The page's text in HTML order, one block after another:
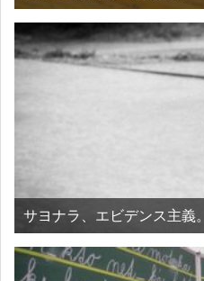
サヨナラ、エビデンス主義。